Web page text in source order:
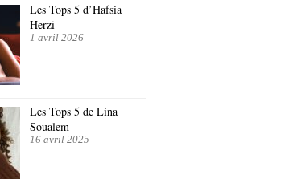
Les Tops 5 d’Hafsia
Herzi
1 avril 2026
Les Tops 5 de Lina
Soualem
16 avril 2025